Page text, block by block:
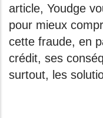
article, Youdge
pour mieux
cette fraude, en
crédit, ses
surtout, les